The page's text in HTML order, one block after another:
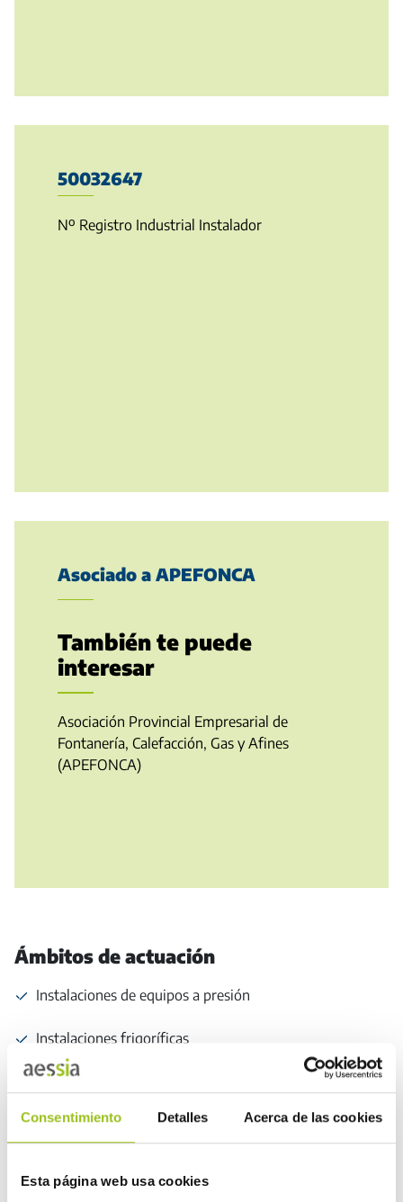
Consentimiento Detalles Acerca de las cookies
Esta página web usa cookies
50032647
Nº Registro Industrial Instalador
Asociado a APEFONCA
También te puede
interesar
Asociación Provincial Empresarial de
Fontanería, Calefacción, Gas y Afines
(APEFONCA)
Ámbitos de actuación
Instalaciones de equipos a presión
Instalaciones frigoríficas
Productos petrolíferos líquidos
Instalaciones de gas